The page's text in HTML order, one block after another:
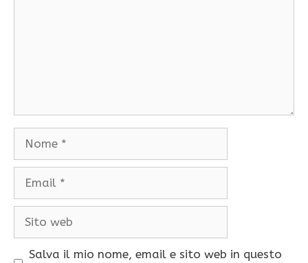
Salva il mio nome, email e sito web in questo